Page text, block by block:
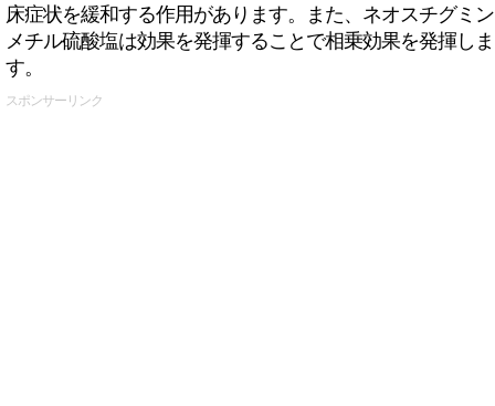
床症状を緩和する作用があります。また、ネオスチグミン
メチル硫酸塩は効果を発揮することで相乗効果を発揮しま
す。
スポンサーリンク